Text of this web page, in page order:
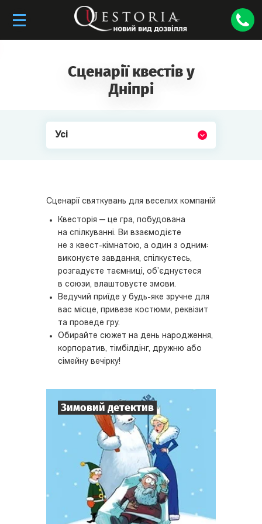
Сценарії квестів у
Дніпрі
Усі
Сценарії святкувань для веселих компаній
Квесторія — це гра, побудована
на спілкуванні. Ви взаємодієте
не з квест-кімнатою, а один з одним:
виконуєте завдання, спілкуєтесь,
розгадуєте таємниці, об’єднуєтеся
в союзи, влаштовуєте змови.
Ведучий приїде у будь-яке зручне для
вас місце, привезе костюми, реквізит
та проведе гру.
Обирайте сюжет на день народження,
корпоратив, тімбілдінг, дружню або
сімейну вечірку!
Зимовий детектив
Гравців 10
Час гри 1-2 год.
Тематика Детектив
Тип квесту Міні-квесторія